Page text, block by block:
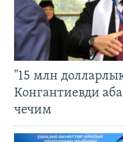
"15 млн
Конгантиевди
чечим